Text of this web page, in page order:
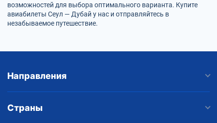
возможностей для выбора оптимального варианта. Купите
авиабилеты Сеул — Дубай у нас и отправляйтесь в
незабываемое путешествие.
Направления
Страны